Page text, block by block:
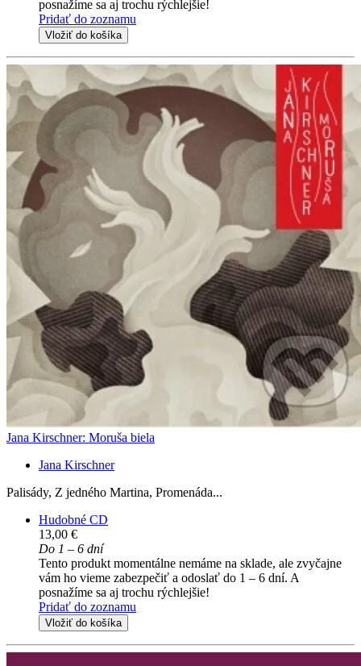
posnažíme sa aj trochu rýchlejšie!
Pridať do zoznamu
Vložiť do košíka
Jana Kirschner: Moruša biela
Jana Kirschner
Palisády, Z jedného Martina, Promenáda...
Hudobné CD
13,00 €
Do 1 – 6 dní
Tento produkt momentálne nemáme na sklade, ale zvyčajne
vám ho vieme zabezpečiť a odoslať do 1 – 6 dní. A
posnažíme sa aj trochu rýchlejšie!
Pridať do zoznamu
Vložiť do košíka